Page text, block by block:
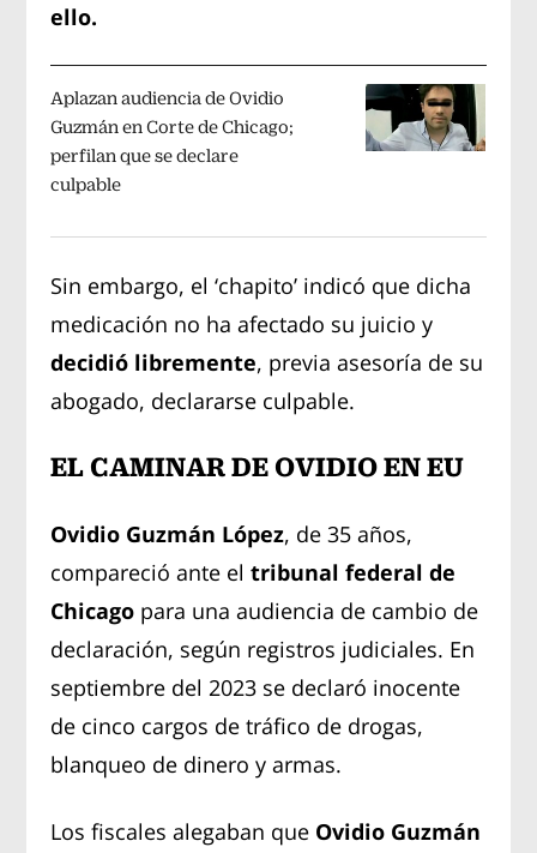
ello.
Aplazan audiencia de Ovidio
Guzmán en Corte de Chicago;
perfilan que se declare
culpable
Sin embargo, el ‘chapito’ indicó que dicha
medicación no ha afectado su juicio y
decidió libremente, previa asesoría de su
abogado, declararse culpable.
EL CAMINAR DE OVIDIO EN EU
Ovidio Guzmán López, de 35 años,
compareció ante eltribunal federal de
Chicago para una audiencia de cambio de
declaración, según registros judiciales. En
septiembre del 2023 se declaró inocente
de cinco cargos de tráfico de drogas,
blanqueo de dinero y armas.
Los fiscales alegaban que Ovidio Guzmán